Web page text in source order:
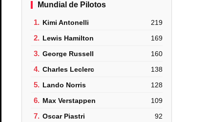
Mundial de Pilotos
1. Kimi Antonelli 219
2. Lewis Hamilton 169
3. George Russell 160
4. Charles Leclerc 138
5. Lando Norris 128
6. Max Verstappen 109
7. Oscar Piastri 92